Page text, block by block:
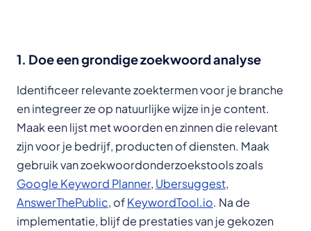
1. Doe een grondige zoekwoord analyse
Identificeer relevante zoektermen voor je branche
en integreer ze op natuurlijke wijze in je content.
Maak een lijst met woorden en zinnen die relevant
zijn voor je bedrijf, producten of diensten. Maak
gebruik van zoekwoordonderzoekstools zoals
Google Keyword Planner, Ubersuggest,
AnswerThePublic, ofKeywordTool.io. Na de
implementatie, blijf de prestaties van je gekozen